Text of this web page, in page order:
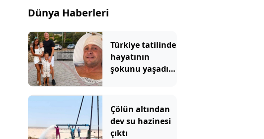
Dünya Haberleri
Türkiye tatilinde
hayatının
şokunu yaşadı...
ömrünüz kaldı'
Çölün altından
dev su hazinesi
çıktı